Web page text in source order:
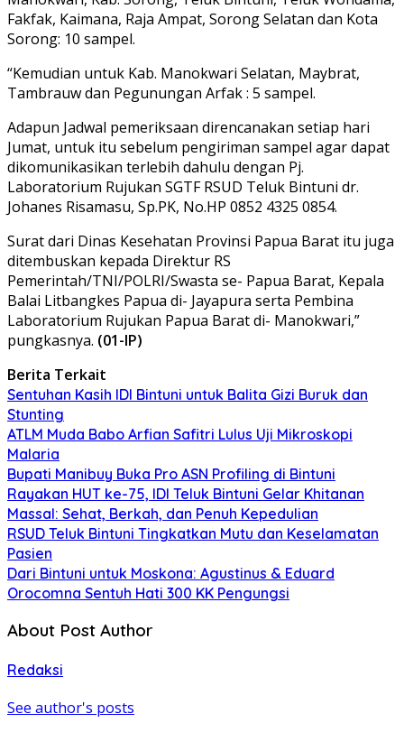
Fakfak, Kaimana, Raja Ampat, Sorong Selatan dan Kota
Sorong: 10 sampel.
“Kemudian untuk Kab. Manokwari Selatan, Maybrat,
Tambrauw dan Pegunungan Arfak : 5 sampel.
Adapun Jadwal pemeriksaan direncanakan setiap hari
Jumat, untuk itu sebelum pengiriman sampel agar dapat
dikomunikasikan terlebih dahulu dengan Pj.
Laboratorium Rujukan SGTF RSUD Teluk Bintuni dr.
Johanes Risamasu, Sp.PK, No.HP 0852 4325 0854.
Surat dari Dinas Kesehatan Provinsi Papua Barat itu juga
ditembuskan kepada Direktur RS
Pemerintah/TNI/POLRI/Swasta se- Papua Barat, Kepala
Balai Litbangkes Papua di- Jayapura serta Pembina
Laboratorium Rujukan Papua Barat di- Manokwari,”
pungkasnya. (01-IP)
Berita Terkait
Sentuhan Kasih IDI Bintuni untuk Balita Gizi Buruk dan
Stunting
ATLM Muda Babo Arfian Safitri Lulus Uji Mikroskopi
Malaria
Bupati Manibuy Buka Pro ASN Profiling di Bintuni
Rayakan HUT ke-75, IDI Teluk Bintuni Gelar Khitanan
Massal: Sehat, Berkah, dan Penuh Kepedulian
RSUD Teluk Bintuni Tingkatkan Mutu dan Keselamatan
Pasien
Dari Bintuni untuk Moskona: Agustinus & Eduard
Orocomna Sentuh Hati 300 KK Pengungsi
About Post Author
Redaksi
See author's posts